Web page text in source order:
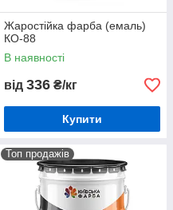
Жаростійка фарба (емаль)
КО-88
В наявності
від 336 ₴/кг
Купити
Топ продажів